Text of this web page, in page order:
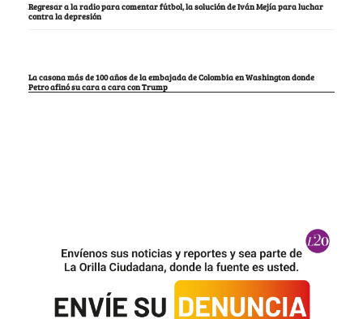
Regresar a la radio para comentar fútbol, la solución de Iván Mejía para luchar
contra la depresión
La casona más de 100 años de la embajada de Colombia en Washington donde
Petro afinó su cara a cara con Trump